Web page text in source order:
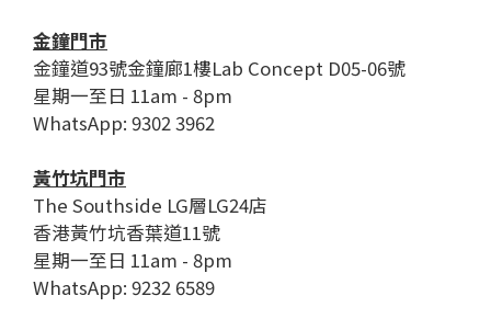
金鐘門市
金鐘道93號金鐘廊1樓Lab Concept D05-06號
星期一至日 11am - 8pm
WhatsApp: 9302 3962
黃竹坑門市
The Southside LG層LG24店
香港黃竹坑香葉道11號
星期一至日 11am - 8pm
WhatsApp: 9232 6589